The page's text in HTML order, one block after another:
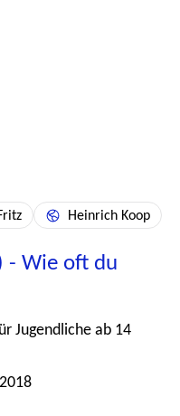
Heinrich Koop
- Wie oft du
Jugendliche ab 14